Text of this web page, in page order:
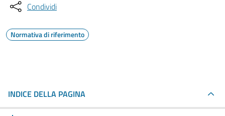
Condividi
Normativa di riferimento
INDICE DELLA PAGINA